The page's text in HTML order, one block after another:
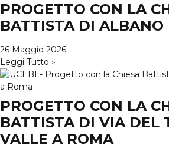
PROGETTO CON LA
BATTISTA DI ALBANO
26 Maggio 2026
Leggi Tutto »
PROGETTO CON LA
BATTISTA DI VIA DEL
VALLE A ROMA